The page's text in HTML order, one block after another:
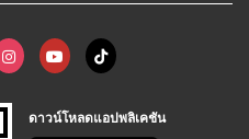
ดาวน์โหลดแอปพลิเคชัน